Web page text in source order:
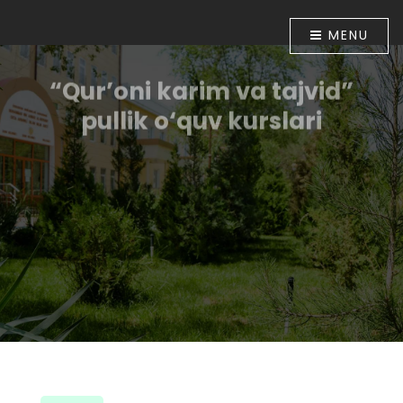
MENU
“Qur’oni karim va tajvid”
pullik o‘quv kurslari
O‘zbekiston Respublikasi Prezidentining “Diniy-
ma`rifiy soha faoliyatini tubdan takomillashtirish
chora-tadbirlari to‘g‘risida”gi 2018 yil 16 apreldagi PF-
5416-sonli Farmoni bilan tasdiqlangan chora-
tadbirlar Dasturining 6-bandida belgilangan vazifalar
ijrosini ta`minlash maqsadida O‘zbekiston
musulmonlari idorasining 2018 yil 30 apreldagi
01A/056-sonli buyrug‘i tasdiqlandi. Shu munosabat
bilan Muhammad ibn Ahmad al-Bernuiy madrasasida